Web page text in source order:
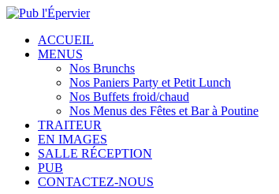
ACCUEIL
MENUS
Nos Brunchs
Nos Paniers Party et Petit Lunch
Nos Buffets froid/chaud
Nos Menus des Fêtes et Bar à Poutine
TRAITEUR
EN IMAGES
SALLE RÉCEPTION
PUB
CONTACTEZ-NOUS